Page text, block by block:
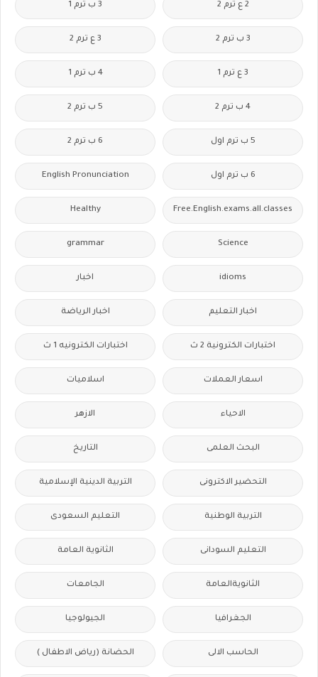
2 ع ترم 2 3 ب ترم 1
3 ب ترم 2 3 ع ترم 2
3 ع ترم 1 4 ب ترم 1
4 ب ترم 2 5 ب ترم 2
5 ب ترم اول 6 ب ترم 2
6 ب ترم اول English Pronunciation
Free.English.exams.all.classes
Healthy
Science
grammar
idioms اخبار
اخبار التعليم اخبار الرياضة
اختبارات الكترونية 2 ث اختبارات الكترونيه 1 ث
اسعار العملات اسلاميات
الاحياء الازهر
البحث العلمى التاريخ
التحضير الاكترونى التربية الدينية الإسلامية
التربية الوطنية التعليم السعودى
التعليم السودانى الثانوية العامة
الثانويةالعامة الجامعات
الجغرافيا الجيولوجيا
الحاسب الالى الحضانة (رياض الاطفال )